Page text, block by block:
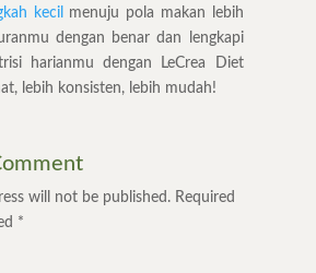
kecil
menuju pola makan lebih
dengan benar dan lengkapi
harianmu dengan LeCrea Diet
lebih konsisten, lebih mudah!
will not be published. Required
*